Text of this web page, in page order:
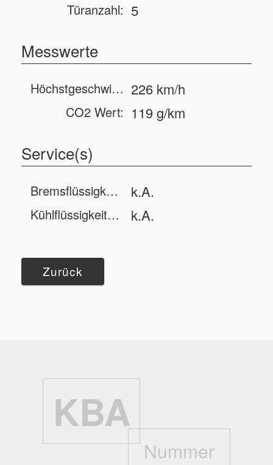
Türanzahl: 5
Messwerte
Höchstgeschwindigkeit: 226 km/h
CO2 Wert: 119 g/km
Service(s)
Bremsflüssigkeits-Füllmenge: k.A.
Kühlflüssigkeits-Füllmenge: k.A.
Zurück
KBA
Nummer